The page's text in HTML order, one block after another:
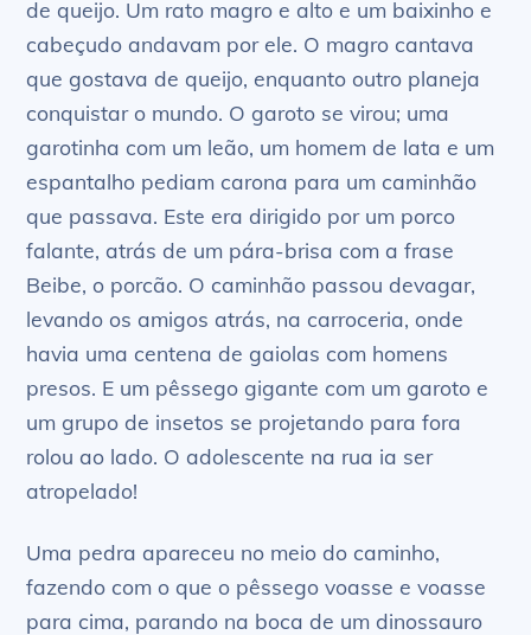
de queijo. Um rato magro e alto e um baixinho e
cabeçudo andavam por ele. O magro cantava
que gostava de queijo, enquanto outro planeja
conquistar o mundo. O garoto se virou; uma
garotinha com um leão, um homem de lata e um
espantalho pediam carona para um caminhão
que passava. Este era dirigido por um porco
falante, atrás de um pára-brisa com a frase
Beibe, o porcão. O caminhão passou devagar,
levando os amigos atrás, na carroceria, onde
havia uma centena de gaiolas com homens
presos. E um pêssego gigante com um garoto e
um grupo de insetos se projetando para fora
rolou ao lado. O adolescente na rua ia ser
atropelado!
Uma pedra apareceu no meio do caminho,
fazendo com o que o pêssego voasse e voasse
para cima, parando na boca de um dinossauro